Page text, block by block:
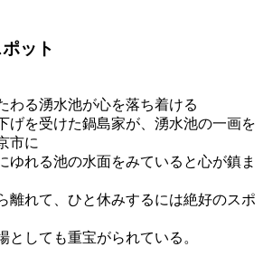
ット
わる湧水池が心を落ち着ける
げを受けた鍋島家が、湧水池の一画を
市に
ゆれる池の水面をみていると心が鎮ま
離れて、ひと休みするには絶好のスポ
としても重宝がられている。